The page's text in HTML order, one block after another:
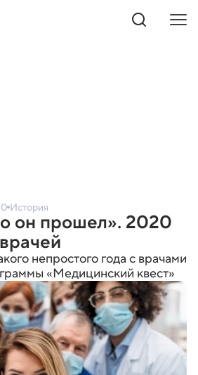
История
он прошел». 2020
непростого года с врачами
«Медицинский квест»